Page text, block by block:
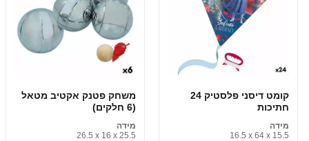
משחק פטנק אקטיב מטאל
(6 חלקים)
מידה
26.5 x 16 x 25.5
קומט דיסני פלסטיק 24
חתיכות
מידה
16.5 x 64 x 15.5